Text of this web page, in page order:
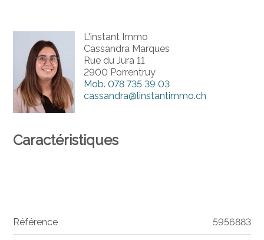
L'instant Immo
Cassandra Marques
Rue du Jura 11
2900 Porrentruy
Mob. 078 735 39 03
cassandra@linstantimmo.ch
Caractéristiques
Référence 5956883